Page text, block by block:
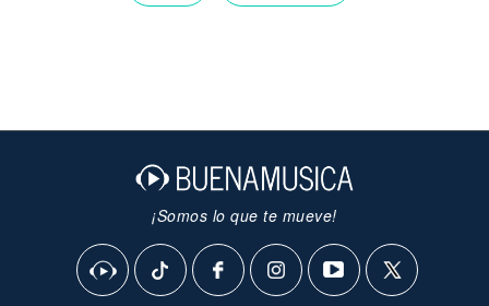
¡Somos lo que te mueve!